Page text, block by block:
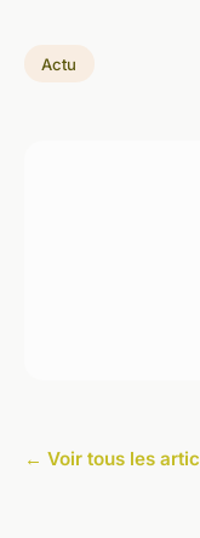
Actu
← Voir tous les